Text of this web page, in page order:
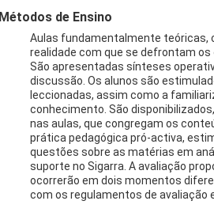
Métodos de Ensino
Aulas fundamentalmente teóricas,
realidade com que se defrontam
São apresentadas sínteses
discussão. Os alunos são
leccionadas, assim como a
conhecimento. São
nas aulas, que congregam os
prática pedagógica pró-activa,
questões sobre as matérias em
suporte no Sigarra. A avaliação
ocorrerão em dois momentos
com os regulamentos de avaliação